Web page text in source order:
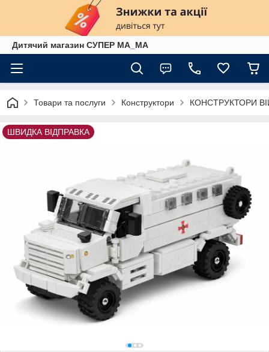
Дитячий магазин СУПЕР МА_МА
Товари та послуги Конструктори КОНСТРУКТОРИ
ШВИДКА ВІДПРАВКА